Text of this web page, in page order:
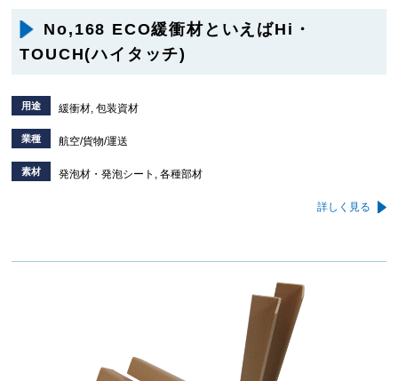
No,168 ECO緩衝材といえばHi・
TOUCH(ハイタッチ)
用途 緩衝材, 包装資材
業種 航空/貨物/運送
素材 発泡材・発泡シート, 各種部材
詳しく見る